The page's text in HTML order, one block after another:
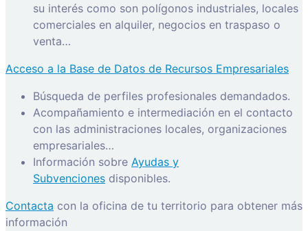
su interés como son polígonos industriales, locales
comerciales en alquiler, negocios en traspaso o
venta…
Acceso a la Base de Datos de Recursos Empresariales
Búsqueda de perfiles profesionales demandados.
Acompañamiento e intermediación en el contacto
con las administraciones locales, organizaciones
empresariales…
Información sobre Ayudas y
Subvenciones disponibles.
Contacta con la oficina de tu territorio para obtener más
información